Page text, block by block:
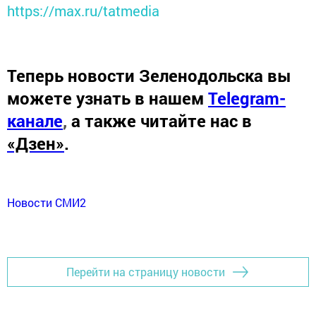
https://max.ru/tatmedia
Теперь новости Зеленодольска вы
можете узнать в нашем Telegram-
канале, а также читайте нас в
«Дзен».
Новости СМИ2
Перейти на страницу новости